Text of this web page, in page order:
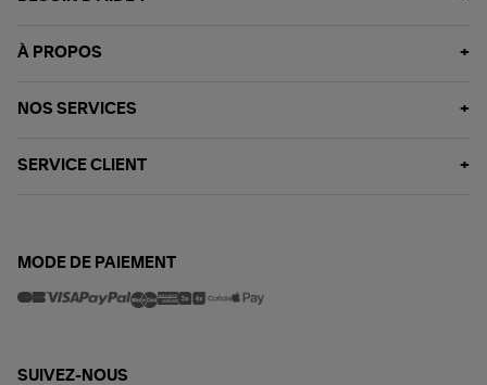
À PROPOS
NOS SERVICES
SERVICE CLIENT
MODE DE PAIEMENT
SUIVEZ-NOUS